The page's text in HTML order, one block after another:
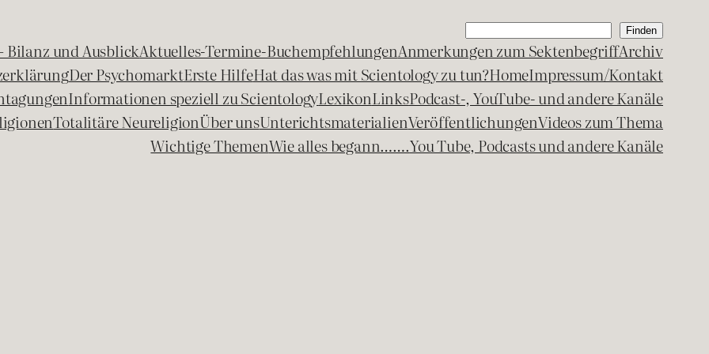
Suchen Finden
Bilanz und AusblickAktuelles-Termine-BuchempfehlungenAnmerkungen zum SektenbegriffArchiv
Der PsychomarktErste HilfeHat das was mit Scientology zu tun?HomeImpressum/Kontakt
Informationen speziell zu ScientologyLexikonLinksPodcast-, YouTube- und andere Kanäle
Totalitäre NeureligionÜber unsUnterichtsmaterialienVeröffentlichungenVideos zum Thema
Wichtige ThemenWie alles begann…….You Tube, Podcasts und andere Kanäle